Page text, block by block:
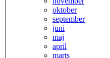
oktober
september
juni
maj
april
marts